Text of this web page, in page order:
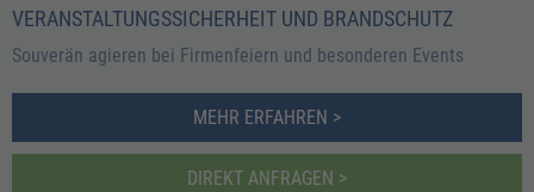
VERANSTALTUNGSSICHERHEIT UND BRANDSCHUTZ
Souverän agieren bei Firmenfeiern und besonderen Events
MEHR ERFAHREN >
DIREKT ANFRAGEN >